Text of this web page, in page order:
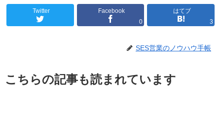
Twitter
Facebook
0
はてブ
3
SES営業のノウハウ手帳
こちらの記事も読まれています